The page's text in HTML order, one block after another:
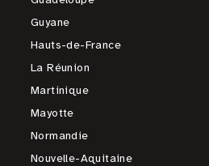
Guyane
Hauts-de-France
La Réunion
Martinique
Mayotte
Normandie
Nouvelle-Aquitaine